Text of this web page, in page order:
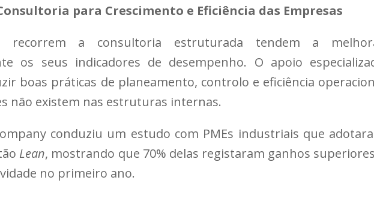
para Crescimento e Eficiência das Empresas
recorrem a consultoria estruturada tendem a
os seus indicadores de desempenho. O apoio
boas práticas de planeamento, controlo e eficiência
não existem nas estruturas internas.
conduziu um estudo com PMEs industriais que
Lean, mostrando que 70% delas registaram ganhos
no primeiro ano.